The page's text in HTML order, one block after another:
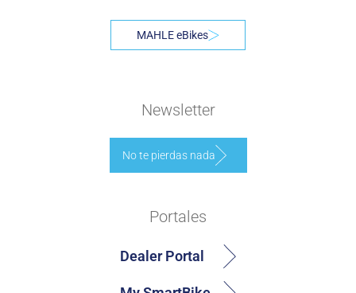
MAHLE eBikes
Newsletter
No te pierdas nada
Portales
Dealer Portal